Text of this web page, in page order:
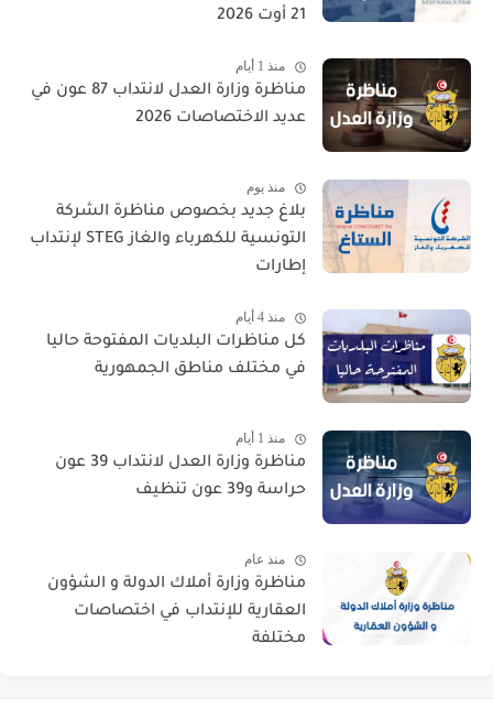
21 أوت 2026
منذ 1 أيام
مناظرة وزارة العدل لانتداب 87 عون في
عديد الاختصاصات 2026
منذ يوم
بلاغ جديد بخصوص مناظرة الشركة
التونسية للكهرباء والغاز STEG لإنتداب
إطارات
منذ 4 أيام
كل مناظرات البلديات المفتوحة حاليا
في مختلف مناطق الجمهورية
منذ 1 أيام
مناظرة وزارة العدل لانتداب 39 عون
حراسة و39 عون تنظيف
منذ عام
مناظرة وزارة أملاك الدولة و الشؤون
العقارية للإنتداب في اختصاصات
مختلفة